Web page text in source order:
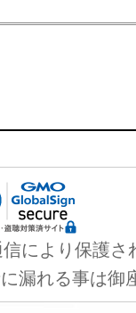
により保護さ
漏れる事は御